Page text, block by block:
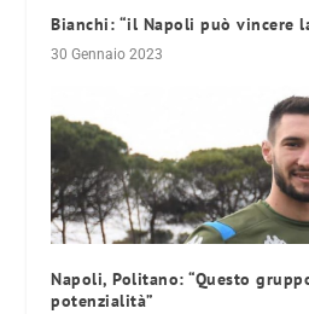
Bianchi: “il Napoli può vincere
30 Gennaio 2023
Napoli, Politano: “Questo
potenzialità”